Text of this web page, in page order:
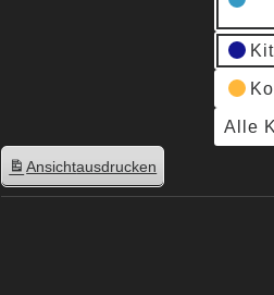
Alle
Ansichtausdrucken